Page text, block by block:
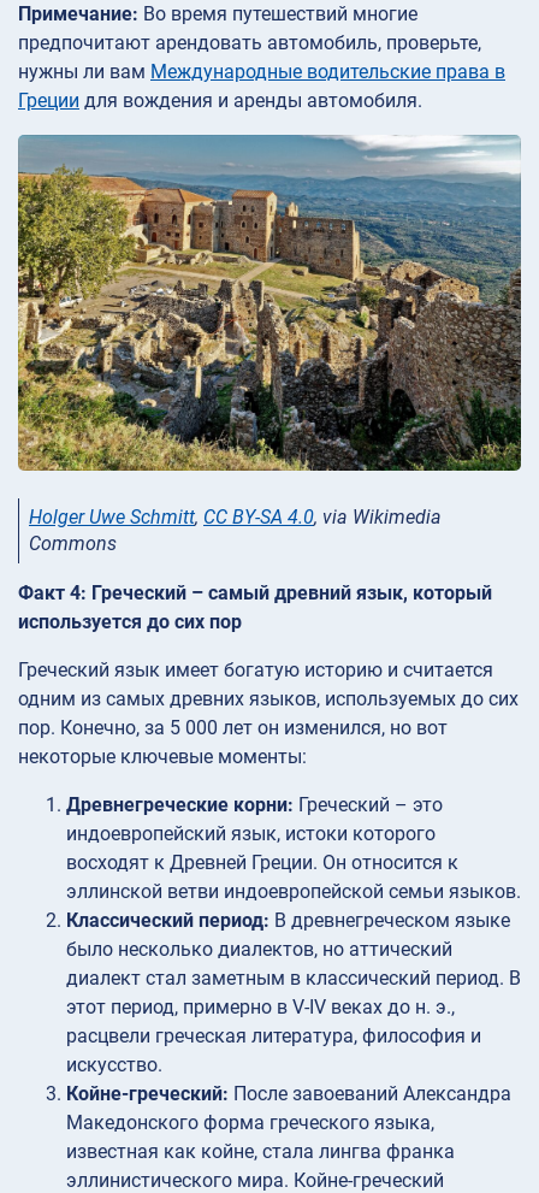
Примечание: Во время путешествий многие
предпочитают арендовать автомобиль, проверьте,
нужны ли вам Международные водительские права в
Греции для вождения и аренды автомобиля.
Holger Uwe Schmitt, CC BY-SA 4.0, via Wikimedia
Commons
Факт 4: Греческий – самый древний язык, который
используется до сих пор
Греческий язык имеет богатую историю и считается
одним из самых древних языков, используемых до сих
пор. Конечно, за 5 000 лет он изменился, но вот
некоторые ключевые моменты:
Древнегреческие корни: Греческий – это
индоевропейский язык, истоки которого
восходят к Древней Греции. Он относится к
эллинской ветви индоевропейской семьи языков.
Классический период: В древнегреческом языке
было несколько диалектов, но аттический
диалект стал заметным в классический период. В
этот период, примерно в V-IV веках до н. э.,
расцвели греческая литература, философия и
искусство.
Койне-греческий: После завоеваний Александра
Македонского форма греческого языка,
известная как койне, стала лингва франка
эллинистического мира. Койне-греческий